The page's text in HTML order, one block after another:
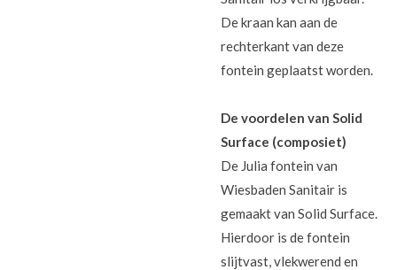
De kraan kan aan de
rechterkant van deze
fontein geplaatst worden.
De voordelen van Solid
Surface (composiet)
De Julia fontein van
Wiesbaden Sanitair is
gemaakt van Solid Surface.
Hierdoor is de fontein
slijtvast, vlekwerend en